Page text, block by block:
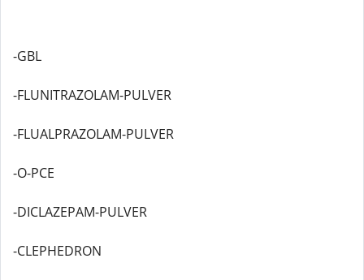
-GBL
-FLUNITRAZOLAM-PULVER
-FLUALPRAZOLAM-PULVER
-O-PCE
-DICLAZEPAM-PULVER
-CLEPHEDRON